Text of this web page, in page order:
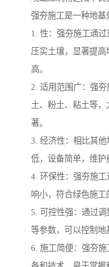
强夯施工是一种地基
1. 性：强夯施工通
压实土壤，显著提
高。
2. 适用范围广：强
土、粉土、粘土等
著。
3. 经济性：相比其
低，设备简单，维护
4. 环保性：强夯施
响小，符合绿色施工
5. 可控性强：通过
等参数，可以控制地
6. 施工简便：强夯